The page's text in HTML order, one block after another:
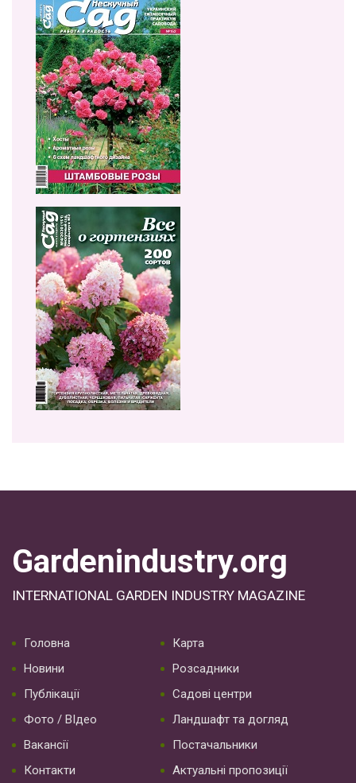
Gardenindustry.org
INTERNATIONAL GARDEN INDUSTRY MAGAZINE
Головна
Новини
Публікації
Фото / ВІдео
Вакансії
Контакти
Карта
Розсадники
Садові центри
Ландшафт та догляд
Постачальники
Актуальні пропозиції